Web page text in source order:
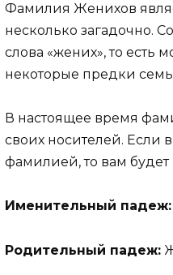
Фамилия Женихов
несколько загадочно.
слова «жених», то
некоторые предки
В настоящее время
своих носителей. Если
фамилией, то вам будет
Именительный падеж:
Родительный падеж: